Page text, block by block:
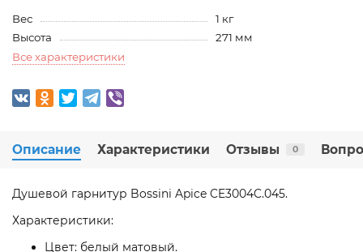
Вес
1 кг
Высота
271 мм
Все характеристики
Описание Характеристики Отзывы 0
Душевой гарнитур Bossini Apice CE3004C.045.
Характеристики:
Цвет: белый матовый.